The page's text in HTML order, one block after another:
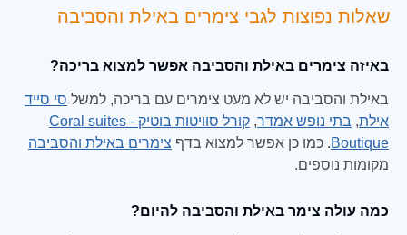
שאלות נפוצות לגבי צימרים באילת והסביבה
באיזה צימרים באילת והסביבה אפשר למצוא בריכה?
באילת והסביבה יש לא מעט צימרים עם בריכה, למשל סי סייד
אילת, בתי נופש אמדר,
קורל סוויטות בוטיק - Coral suites
Boutique. כמו כן אפשר למצוא בדף צימרים באילת והסביבה
מקומות נוספים.
כמה עולה צימר באילת והסביבה להיום?